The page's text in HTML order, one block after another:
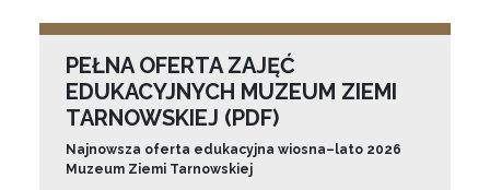
PEŁNA OFERTA ZAJĘĆ
EDUKACYJNYCH MUZEUM ZIEMI
TARNOWSKIEJ (PDF)
Najnowsza oferta edukacyjna wiosna–lato 2026
Muzeum Ziemi Tarnowskiej